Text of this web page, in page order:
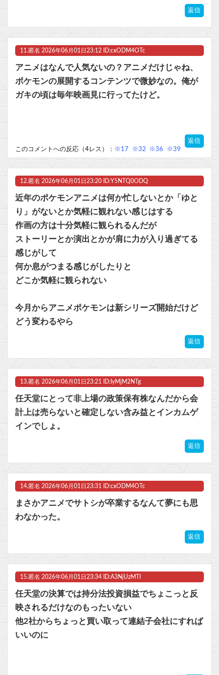
返信
11. 匿名 2026年06月01日23:12 ID:cxODM4OTc
アニメはなんで人気ないの？アニメだけじゃね、
ポケモンの展開するコンテンツで微妙なの。俺が
ガキの頃は毎年映画見に行ってたけど。
返信
このコメントへの反応（4レス）： ※17 ※32 ※36 ※39
12. 匿名 2026年06月01日23:20 ID:Y5NTQ0ODQ
近年のポケモンアニメは何か忙しないとか「ゆと
り」がないとか気軽に観れない感じはする
作画の方は十分気軽に観られるんだが
ストーリーとか演出とかが肩に力が入り過ぎてる
感じがして
何か息がつまる感じがしたりと
どこか気軽に観られない
今月からアニメポケモンは新シリーズ開始だけど
どう変わるやら
返信
13. 匿名 2026年06月01日23:21 ID:IyMjM2NTg
任天堂にとって非上場の政策保有株なんだから会
計上は売らないと確定しない含み益とインカムゲ
インでしょ。
返信
14. 匿名 2026年06月01日23:31 ID:cxODM4OTc
まさかアニメでサトシが卒業するなんて夢にも思
わなかった。
返信
15. 匿名 2026年06月01日23:34 ID:A3NjUzMTI
任天堂の決算では持分法投資損益でちょこっと反
映されるだけなのもったいない
他2社からちょっと買い取って連結子会社にすれば
いいのに